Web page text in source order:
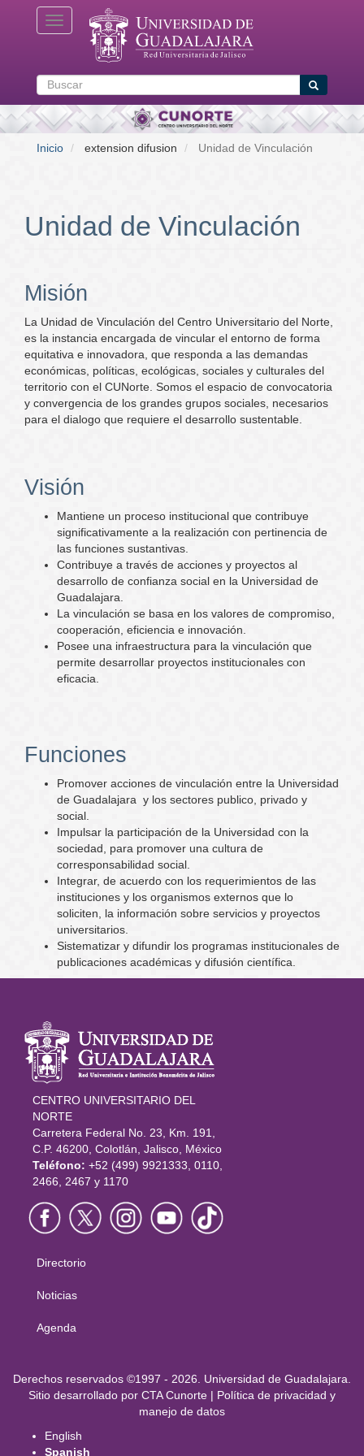
Toggle navigation
Buscar Buscar
Inicio extension difusion Unidad de Vinculación
Unidad de Vinculación
Misión
La Unidad de Vinculación del Centro Universitario del Norte,
es la instancia encargada de vincular el entorno de forma
equitativa e innovadora, que responda a las demandas
económicas, políticas, ecológicas, sociales y culturales del
territorio con el CUNorte. Somos el espacio de convocatoria
y convergencia de los grandes grupos sociales, necesarios
para el dialogo que requiere el desarrollo sustentable.
Visión
Mantiene un proceso institucional que contribuye
significativamente a la realización con pertinencia de
las funciones sustantivas.
Contribuye a través de acciones y proyectos al
desarrollo de confianza social en la Universidad de
Guadalajara.
La vinculación se basa en los valores de compromiso,
cooperación, eficiencia e innovación.
Posee una infraestructura para la vinculación que
permite desarrollar proyectos institucionales con
eficacia.
Funciones
Promover acciones de vinculación entre la Universidad
de Guadalajara y los sectores publico, privado y
social.
Impulsar la participación de la Universidad con la
sociedad, para promover una cultura de
corresponsabilidad social.
Integrar, de acuerdo con los requerimientos de las
instituciones y los organismos externos que lo
soliciten, la información sobre servicios y proyectos
universitarios.
Sistematizar y difundir los programas institucionales de
publicaciones académicas y difusión científica.
Información
del portal
CENTRO UNIVERSITARIO DEL
NORTE
Carretera Federal No. 23, Km. 191,
C.P. 46200, Colotlán, Jalisco, México
Teléfono: +52 (499) 9921333, 0110,
2466, 2467 y 1170
Menú
principal
Directorio
Noticias
Agenda
Derechos
Derechos reservados ©1997 - 2026. Universidad de Guadalajara.
Sitio desarrollado por CTA Cunorte | Política de privacidad y
manejo de datos
English
Spanish